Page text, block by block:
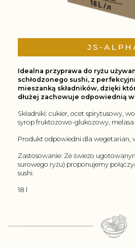
JS-
Idealna przyprawa do ryżu
schłodzonego sushi, z
mieszanką składników, dzięki
dłużej zachowuje odpowiednią
Składniki: cukier, ocet spirytusowy,
syrop fruktozowo-glukozowy,
Produkt odpowiedni dla wegetarian,
Zastosowanie: Ze świeżo
surowego ryżu) proponujemy
sushi.
18 l